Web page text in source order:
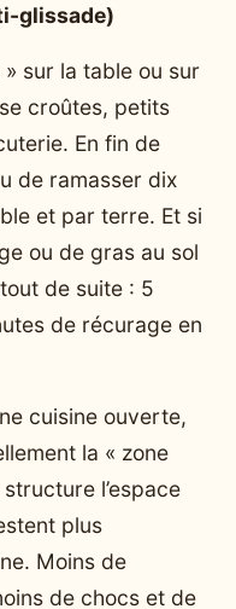
glissade)
sur la table ou sur
croûtes, petits
En fin de
de ramasser dix
et par terre. Et si
ou de gras au sol
de suite : 5
de récurage en
cuisine ouverte,
la « zone
l’espace
plus
Moins de
de chocs et de